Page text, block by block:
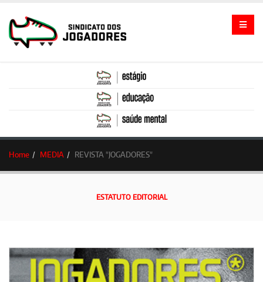
Home MEDIA REVISTA "JOGADORES"
ESTATUTO EDITORIAL